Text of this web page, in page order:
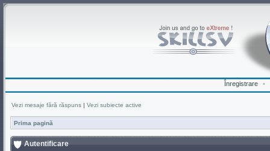
Înregistrare •
Vezi mesaje fără răspuns | Vezi subiecte active
Prima pagină
Autentificare